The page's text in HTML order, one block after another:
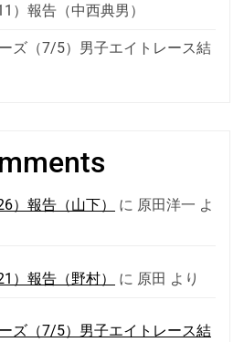
）報告（中西典男）
ズ（7/5）男子エイトレース結
）報告（山下） に 原田洋一 よ
）報告（野村） に 原田 より
ズ（7/5）男子エイトレース結